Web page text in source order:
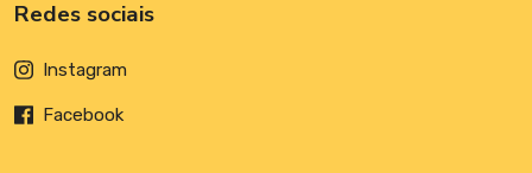
Redes sociais
Instagram
Facebook